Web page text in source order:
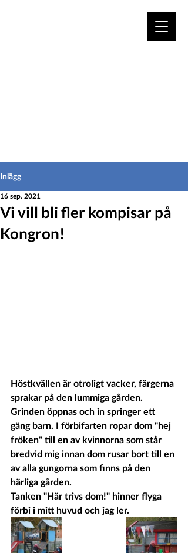
Inlägg
Vi vill bli fler kompisar på
Kongron!
16 sep. 2021
Höstkvällen är otroligt vacker, färgerna
sprakar på den lummiga gården.
Grinden öppnas och in springer ett
gäng barn. I förbifarten ropar dom "hej
fröken" till en av kvinnorna som står
bredvid mig innan dom rusar bort till en
av alla gungorna som finns på den
härliga gården.
Tanken "Här trivs dom!" hinner flyga
förbi i mitt huvud och jag ler.